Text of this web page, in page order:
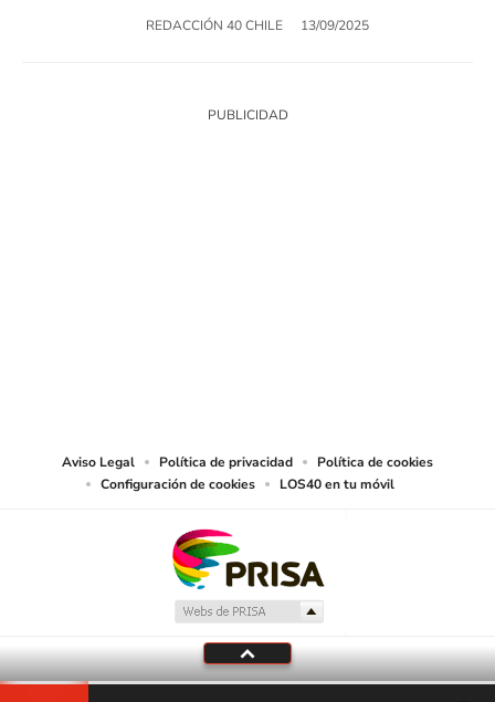
REDACCIÓN 40 CHILE 13/09/2025
Aviso Legal Política de privacidad
Política de cookies
Configuración de cookies
LOS40 en tu móvil